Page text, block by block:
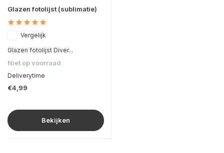
Glazen fotolijst (sublimatie)
Vergelijk
Glazen fotolijst Diver...
Niet op voorraad
Deliverytime
€4,99
Bekijken